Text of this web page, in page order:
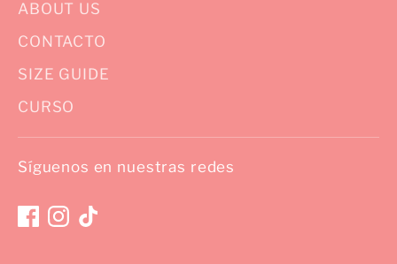
ABOUT US
CONTACTO
SIZE GUIDE
CURSO
Síguenos en nuestras redes